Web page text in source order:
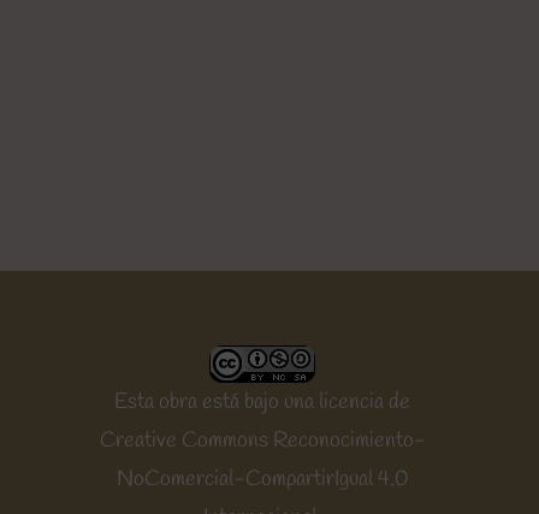
Esta obra está bajo una licencia de
Creative Commons Reconocimiento-
NoComercial-CompartirIgual 4.0